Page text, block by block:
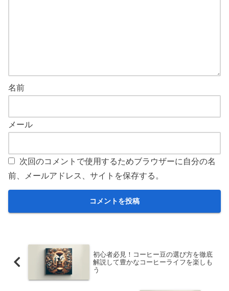
名前
メール
次回のコメントで使用するためブラウザーに自分の名
前、メールアドレス、サイトを保存する。
初心者必見！コーヒー豆の選び方を徹底
解説して豊かなコーヒーライフを楽しも
う